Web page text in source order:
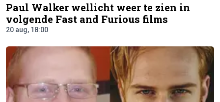
Paul Walker wellicht weer te zien in
volgende Fast and Furious films
20 aug, 18:00